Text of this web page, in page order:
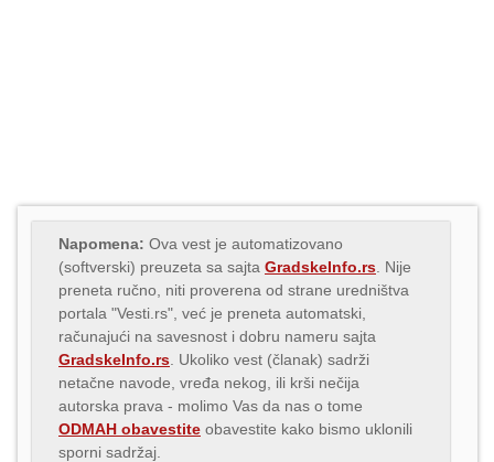
Napomena: Ova vest je automatizovano
(softverski) preuzeta sa sajta GradskeInfo.rs . Nije
preneta ručno, niti proverena od strane uredništva
portala "Vesti.rs", već je preneta automatski,
računajući na savesnost i dobru nameru sajta
GradskeInfo.rs . Ukoliko vest (članak) sadrži
netačne navode, vređa nekog, ili krši nečija
autorska prava - molimo Vas da nas o tome
ODMAH obavestite obavestite kako bismo uklonili
sporni sadržaj.